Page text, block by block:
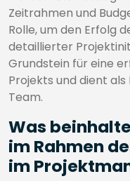
Zeitrahmen und
Rolle, um den Erfolg
detaillierter
Grundstein für eine
Projekts und dient
Team.
Was
im Rahmen
im